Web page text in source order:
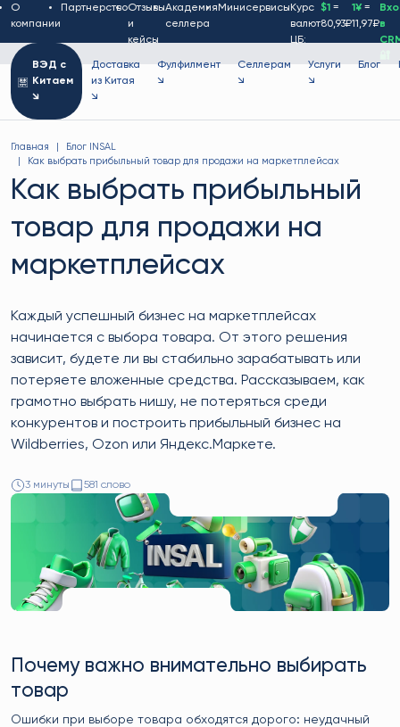
О
компании
ПартнерствоОтзывы
и
кейсы
Академия
селлера
Минисервисы Курс
валют
ЦБ:
$1 =
80,93₽
1¥=
11,97₽в
ВЭД с
Китаем
↘
Доставка
из Китая
↘
Фулфилмент
↘
Селлерам
↘
Услуги
↘
Блог
Главная
Блог INSAL
Как выбрать прибыльный товар для продажи на маркетплейсах
Как выбрать прибыльный
товар для продажи на
маркетплейсах
Каждый успешный бизнес на маркетплейсах
начинается с выбора товара. От этого решения
зависит, будете ли вы стабильно зарабатывать или
потеряете вложенные средства. Рассказываем, как
грамотно выбрать нишу, не потеряться среди
конкурентов и построить прибыльный бизнес на
Wildberries, Ozon или Яндекс.Маркете.
3 минуты 581 слово
Почему важно внимательно выбирать
товар
Ошибки при выборе товара обходятся дорого: неудачный